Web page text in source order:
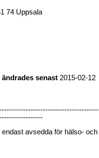
74 Uppsala
ändrades senast 2015-02-12
endast avsedda för hälso- och